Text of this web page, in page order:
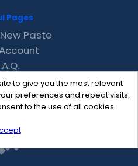
to give you the most relevant
preferences and repeat visits.
to the use of all cookies.
Pages
Paste